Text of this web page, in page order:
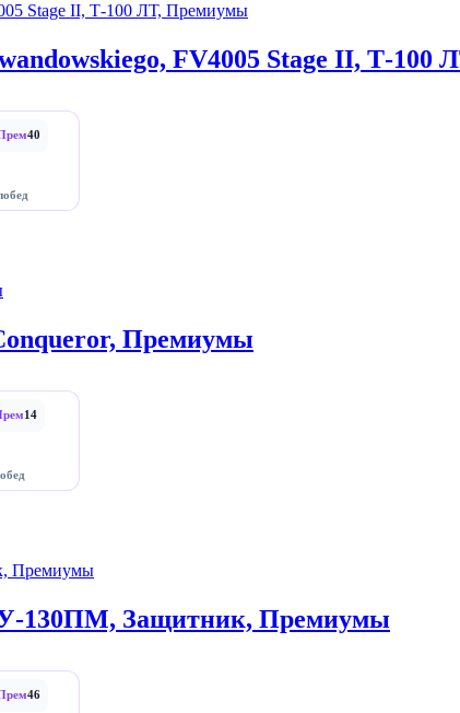
FV4005 Stage II, Т-100
40
Премиумы
14
130ПМ, Защитник, Премиумы
46